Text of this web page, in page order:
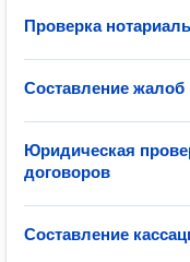
Проверка
Составление
Юридическая
договоров
Составление